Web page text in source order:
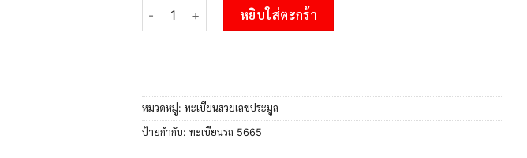
จำนวน 15.Okdee ทะเบียนรถ 6กย 5665 ทะเบียนสวย สะกดทุกสายตา ชิ้น
หยิบใส่ตะกร้า
หมวดหมู่: ทะเบียนสวยเลขประมูล
ป้ายกำกับ: ทะเบียนรถ 5665